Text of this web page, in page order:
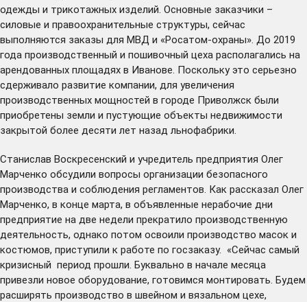
одежды и трикотажных изделий. Основные заказчики –
силовые и правоохранительные структуры, сейчас
выполняются заказы для МВД и «Росатом-охраны». До 2019
года производственный и пошивочный цеха располагались на
арендованных площадях в Иванове. Поскольку это серьезно
сдерживало развитие компании, для увеличения
производственных мощностей в городе Приволжск были
приобретены земли и пустующие объекты недвижимости
закрытой более десяти лет назад льнофабрики.
Станислав Воскресенский и учредитель предприятия Олег
Марченко обсудили вопросы организации безопасного
производства и соблюдения регламентов. Как рассказал Олег
Марченко, в конце марта, в объявленные нерабочие дни
предприятие на две недели прекратило производственную
деятельность, однако потом освоили производство масок и
костюмов, приступили к работе по госзаказу. «Сейчас самый
кризисный период прошли. Буквально в начале месяца
привезли новое оборудование, готовимся монтировать. Будем
расширять производство в швейном и вязальном цехе,